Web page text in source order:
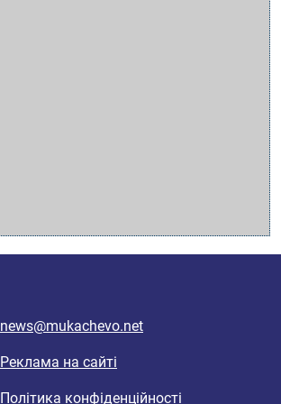
news@mukachevo.net
Реклама на сайті
Політика конфіденційності